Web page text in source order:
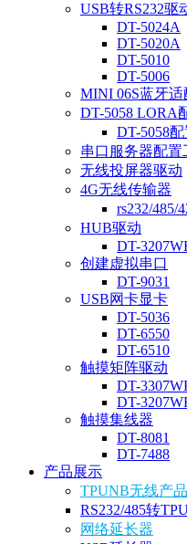
USB转RS232驱
DT-5024A
DT-5020A
DT-5010
DT-5006
MINI 06S蓝牙适
DT-5058 LORA
DT-5058
串口服务器配置
无线投屏器驱动
4G无线传输器
rs232/485/
HUB驱动
DT-
创建虚拟串口
DT-9031
USB网卡显卡
DT-5036
DT-6550
DT-6510
触摸矩阵驱动
DT-
DT-
触摸集线器
DT-8081
DT-7488
产品展示
TPUNB无线产品
RS232/485转
网络延长器